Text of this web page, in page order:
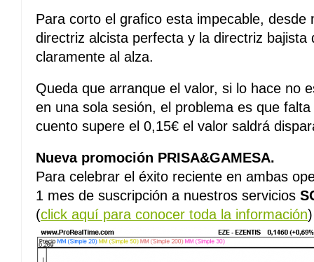
Para corto el grafico esta impecable, desde
directriz alcista perfecta y la directriz
claramente al alza.
Queda que arranque el valor, si lo hace no
en una sola sesión, el problema es que
cuento supere el 0,15€ el valor saldrá
Nueva promoción PRISA&GAMESA.
Para celebrar el éxito reciente en ambas
1 mes de suscripción a nuestros servicios
(click aquí para conocer toda la información)